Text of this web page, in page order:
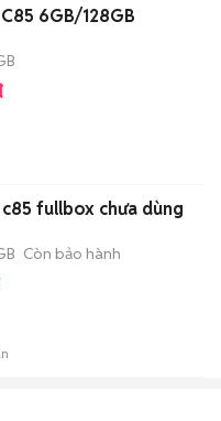
6GB/128GB
fullbox chưa dùng
Còn bảo hành